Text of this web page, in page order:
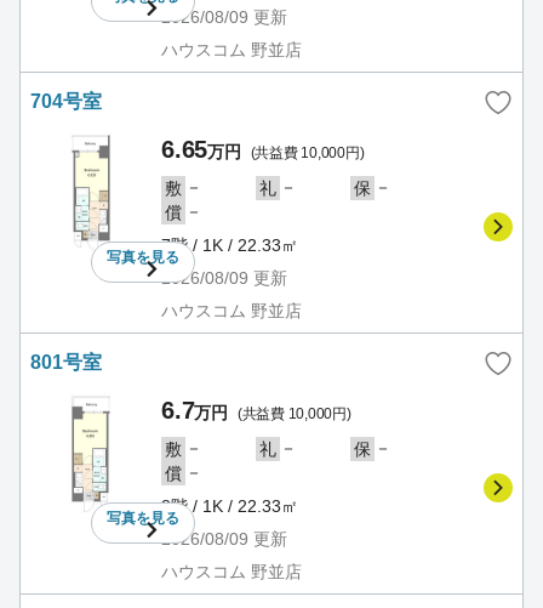
2026/08/09 更新
ハウスコム 野並店
704号室
写真を見る
6.65万円 (共益費 10,000円)
敷 － 礼 － 保 －
償 －
7階 / 1K / 22.33㎡
2026/08/09 更新
ハウスコム 野並店
801号室
写真を見る
6.7万円 (共益費 10,000円)
敷 － 礼 － 保 －
償 －
8階 / 1K / 22.33㎡
2026/08/09 更新
ハウスコム 野並店